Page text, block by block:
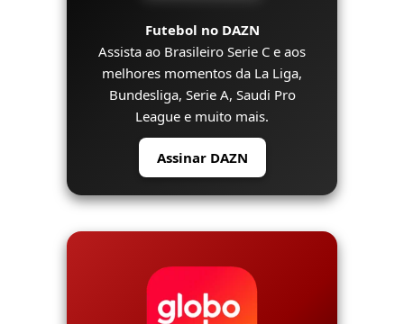
Futebol no DAZN
Assista ao Brasileiro Serie C e aos
melhores momentos da La Liga,
Bundesliga, Serie A, Saudi Pro
League e muito mais.
Assinar DAZN